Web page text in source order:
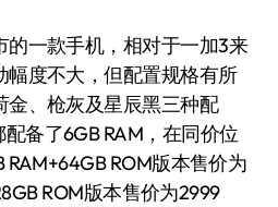
一款手机，相对于一加3来
幅度不大，但配置规格有所
金、枪灰及星辰黑三种配
备了6GB RAM，在同价位
ROM版本售价为
ROM版本售价为2999